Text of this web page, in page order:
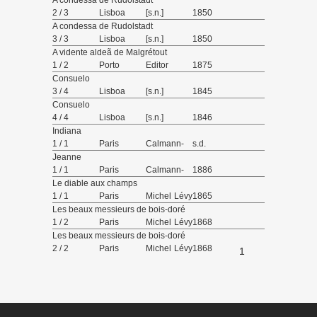
2 / 3
Lisboa [s.n.]
1850
A condessa de Rudolstadt
3 / 3
Lisboa [s.n.]
1850
A vidente aldeã de Malgrétout
1 / 2
Porto
Editor
da Costa
1875
Consuelo
3 / 4
Lisboa [s.n.]
1845
Consuelo
4 / 4
Lisboa [s.n.]
1846
Indiana
1 / 1
Paris
Calmann-
éditeur
s.d.
Jeanne
1 / 1
Paris
Calmann-
éditeur
1886
Le diable aux champs
1 / 1
Paris
Michel Lévy
Frères
1865
Les beaux messieurs de bois-doré
1 / 2
Paris
Michel Lévy
Frères
1868
Les beaux messieurs de bois-doré
2 / 2
Paris
Michel Lévy1868 1